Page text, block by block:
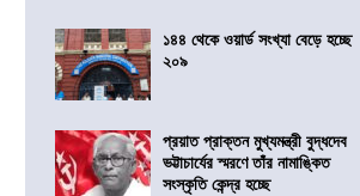
১৪৪ থেকে ওয়ার্ড সংখ্যা বেড়ে হচ্ছে
২০৯
প্রয়াত প্রাক্তন মুখ্যমন্ত্রী বুদ্ধদেব
ভট্টাচার্যের স্মরণে তাঁর নামাঙ্কিত
সংস্কৃতি কেন্দ্র হচ্ছে